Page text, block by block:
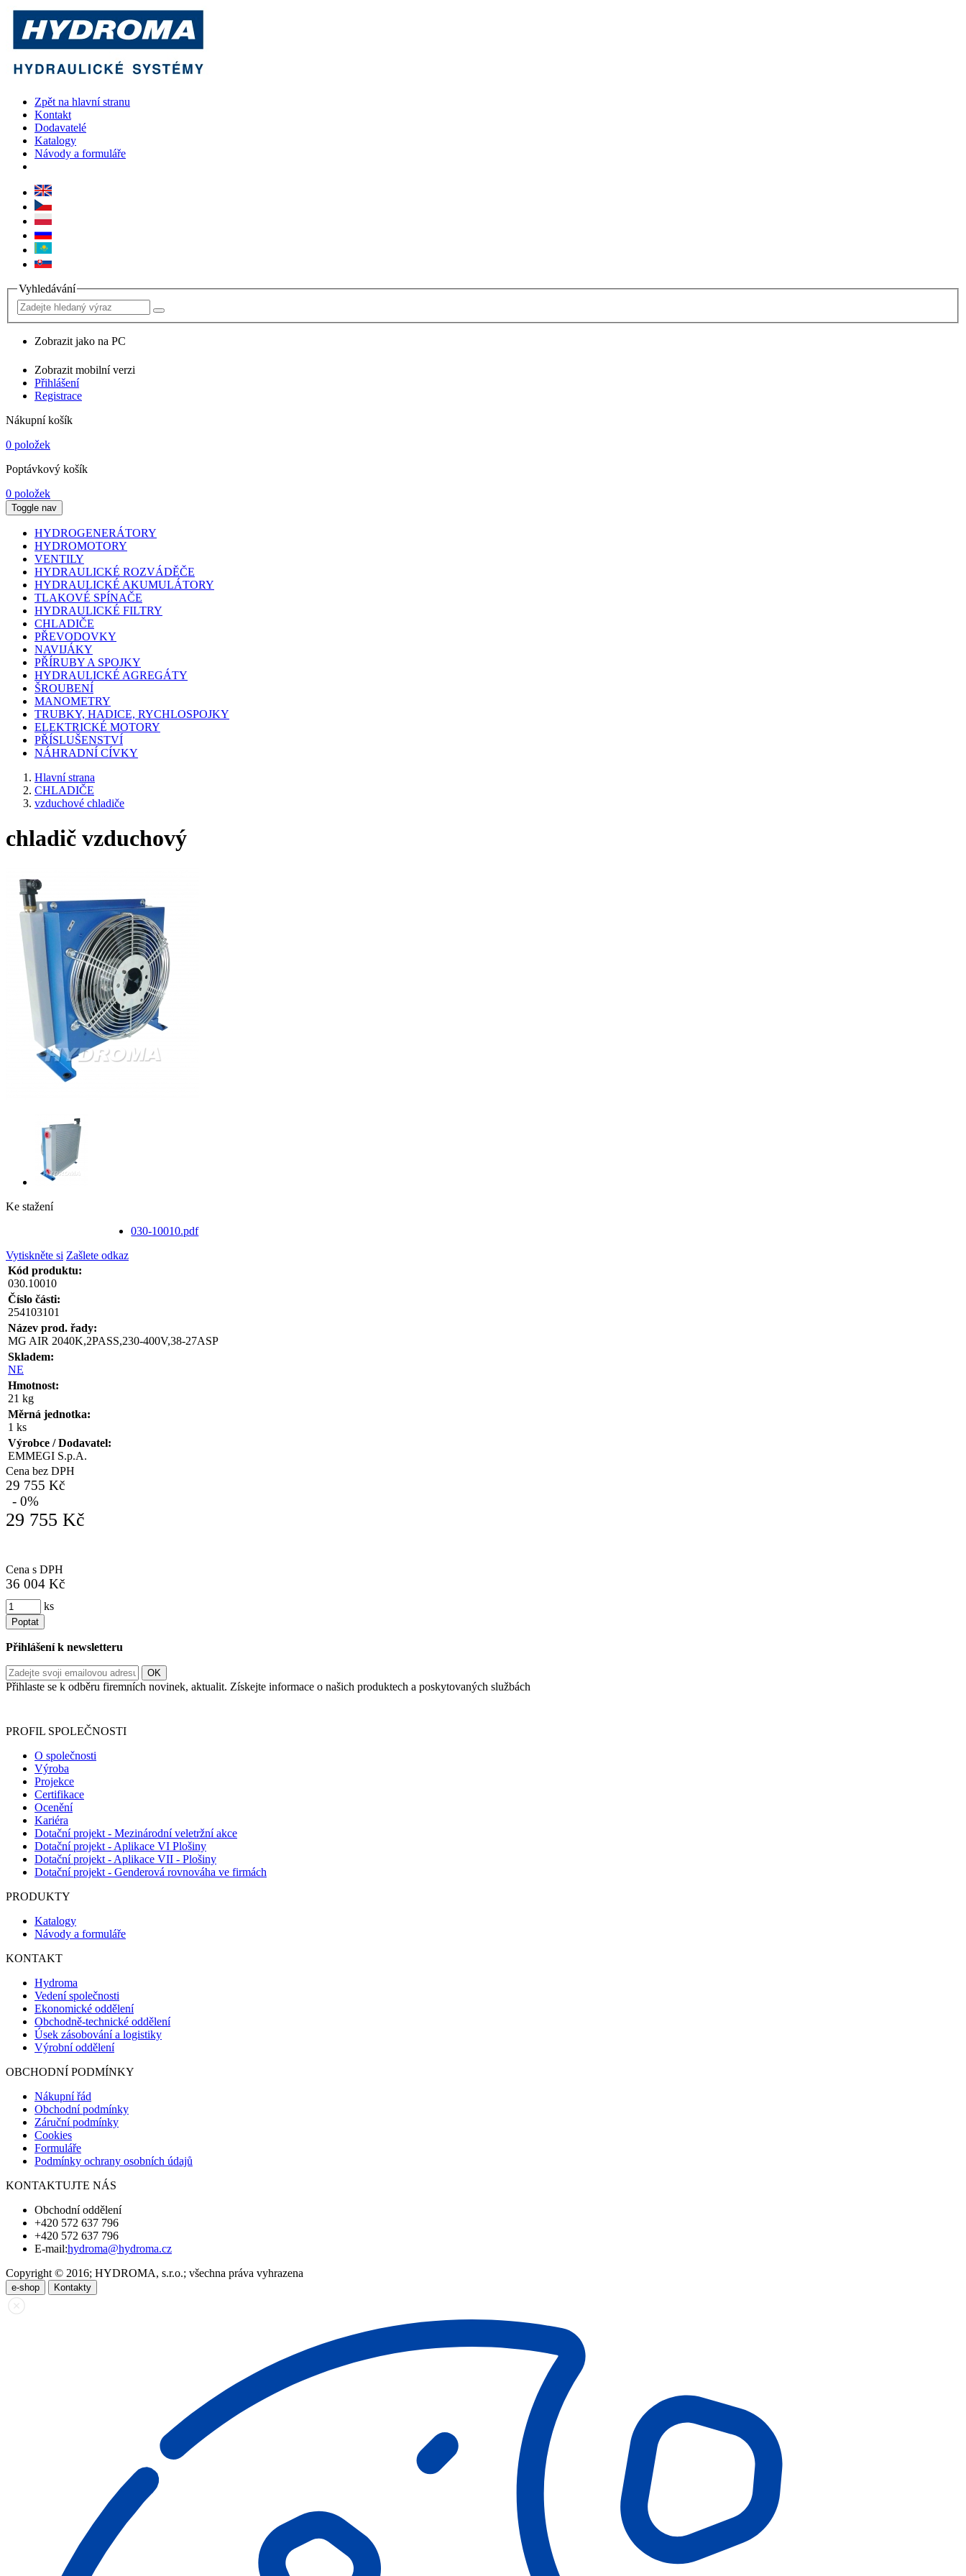
Zpět na hlavní stranu
Kontakt
Dodavatelé
Katalogy
Návody a formuláře
Vyhledávání
Zobrazit jako na PC
Zobrazit mobilní verzi
Přihlášení
Registrace
Nákupní košík
0 položek
Poptávkový košík
0 položek
Toggle nav
HYDROGENERÁTORY
HYDROMOTORY
VENTILY
HYDRAULICKÉ ROZVÁDĚČE
HYDRAULICKÉ AKUMULÁTORY
TLAKOVÉ SPÍNAČE
HYDRAULICKÉ FILTRY
CHLADIČE
PŘEVODOVKY
NAVIJÁKY
PŘÍRUBY A SPOJKY
HYDRAULICKÉ AGREGÁTY
ŠROUBENÍ
MANOMETRY
TRUBKY, HADICE, RYCHLOSPOJKY
ELEKTRICKÉ MOTORY
PŘÍSLUŠENSTVÍ
NÁHRADNÍ CÍVKY
Hlavní strana
CHLADIČE
vzduchové chladiče
chladič vzduchový
Ke stažení
030-10010.pdf
Vytiskněte si Zašlete odkaz
Kód produktu:
030.10010
Číslo části:
254103101
Název prod. řady:
MG AIR 2040K,2PASS,230-400V,38-27ASP
Skladem:
NE
Hmotnost:
21 kg
Měrná jednotka:
1 ks
Výrobce / Dodavatel:
EMMEGI S.p.A.
Cena bez DPH
29 755 Kč
- 0%
29 755 Kč
Cena s DPH
36 004 Kč
ks
Poptat
Přihlášení k newsletteru
Přihlaste se k odběru firemních novinek, aktualit. Získejte informace o našich produktech a poskytovaných službách
PROFIL SPOLEČNOSTI
O společnosti
Výroba
Projekce
Certifikace
Ocenění
Kariéra
Dotační projekt - Mezinárodní veletržní akce
Dotační projekt - Aplikace VI Plošiny
Dotační projekt - Aplikace VII - Plošiny
Dotační projekt - Genderová rovnováha ve firmách
PRODUKTY
Katalogy
Návody a formuláře
KONTAKT
Hydroma
Vedení společnosti
Ekonomické oddělení
Obchodně-technické oddělení
Úsek zásobování a logistiky
Výrobní oddělení
OBCHODNÍ PODMÍNKY
Nákupní řád
Obchodní podmínky
Záruční podmínky
Cookies
Formuláře
Podmínky ochrany osobních údajů
KONTAKTUJTE NÁS
Obchodní oddělení
+420 572 637 796
+420 572 637 796
E-mail:hydroma@hydroma.cz
Copyright © 2016; HYDROMA, s.r.o.; všechna práva vyhrazena
e-shop Kontakty